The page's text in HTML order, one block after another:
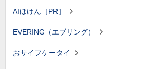
AIほけん［PR］
EVERING（エブリング）
おサイフケータイ